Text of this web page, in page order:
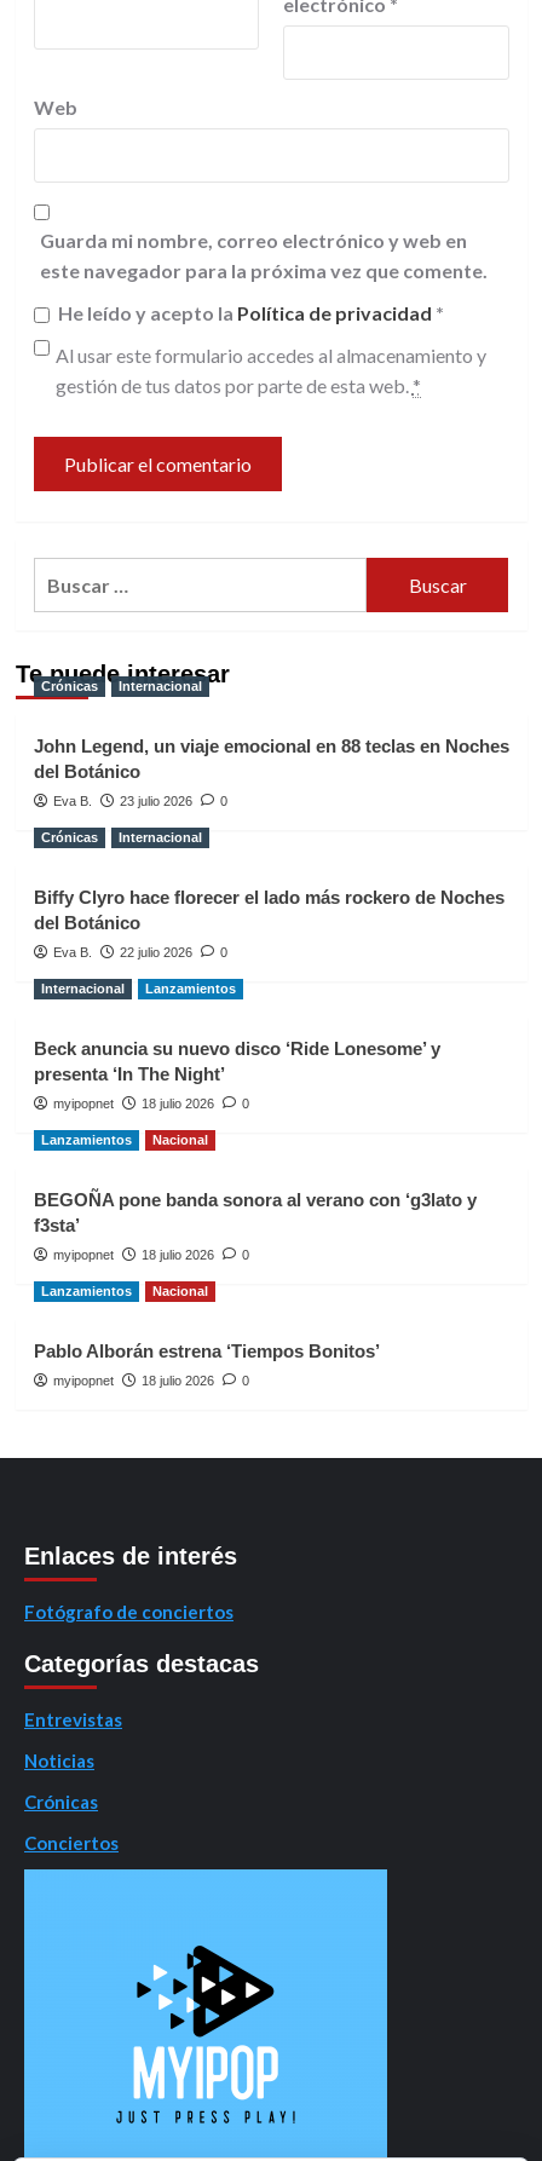
Web
Guarda mi nombre, correo electrónico y web en
este navegador para la próxima vez que comente.
He leído y acepto la Política de privacidad *
Al usar este formulario accedes al almacenamiento y
gestión de tus datos por parte de esta web. *
Te puede interesar
Crónicas Internacional
John Legend, un viaje emocional en 88 teclas en Noches
del Botánico
Eva B. 23 julio 2026 0
Crónicas Internacional
Biffy Clyro hace florecer el lado más rockero de Noches
del Botánico
Eva B. 22 julio 2026 0
Internacional Lanzamientos
Beck anuncia su nuevo disco ‘Ride Lonesome’ y
presenta ‘In The Night’
myipopnet 18 julio 2026 0
Lanzamientos Nacional
BEGOÑA pone banda sonora al verano con ‘g3lato y
f3sta’
myipopnet 18 julio 2026 0
Lanzamientos Nacional
Pablo Alborán estrena ‘Tiempos Bonitos’
myipopnet 18 julio 2026 0
Enlaces de interés
Fotógrafo de conciertos
Categorías destacas
Entrevistas
Noticias
Crónicas
Conciertos